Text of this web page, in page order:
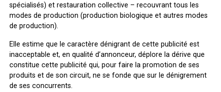
spécialisés) et restauration collective – recouvrant tous les
modes de production (production biologique et autres modes
de production).
Elle estime que le caractère dénigrant de cette publicité est
inacceptable et, en qualité d’annonceur, déplore la dérive que
constitue cette publicité qui, pour faire la promotion de ses
produits et de son circuit, ne se fonde que sur le dénigrement
de ses concurrents.